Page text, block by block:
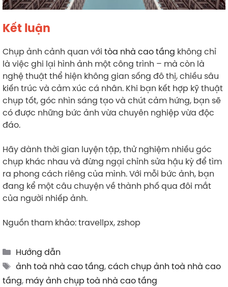
Kết luận
Chụp ảnh cảnh quan với tòa nhà cao tầng không chỉ
là việc ghi lại hình ảnh một công trình – mà còn là
nghệ thuật thể hiện không gian sống đô thị, chiều sâu
kiến trúc và cảm xúc cá nhân. Khi bạn kết hợp kỹ thuật
chụp tốt, góc nhìn sáng tạo và chút cảm hứng, bạn sẽ
có được những bức ảnh vừa chuyên nghiệp vừa độc
đáo.
Hãy dành thời gian luyện tập, thử nghiệm nhiều góc
chụp khác nhau và đừng ngại chỉnh sửa hậu kỳ để tìm
ra phong cách riêng của mình. Với mỗi bức ảnh, bạn
đang kể một câu chuyện về thành phố qua đôi mắt
của người nhiếp ảnh.
Nguồn tham khảo: travellpx, zshop
Categories
Hướng dẫn
Tags
ảnh toà nhà cao tầng,cách chụp ảnh toà nhà cao
tầng, máy ảnh chụp toà nhà cao tầng